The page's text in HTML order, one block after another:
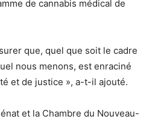
de cannabis médical de
que, quel que soit le cadre
nous menons, est enraciné
et de justice », a-t-il ajouté.
et la Chambre du Nouveau-